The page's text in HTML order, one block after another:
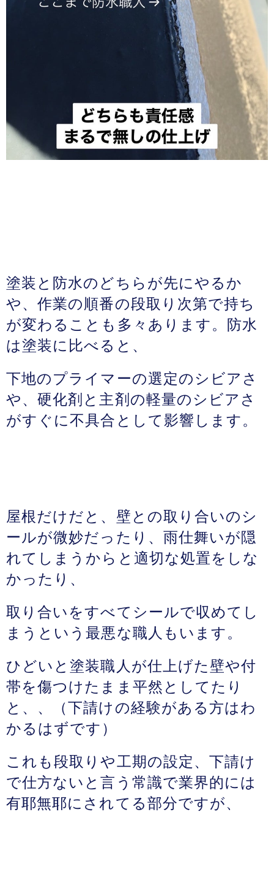
塗装と防水のどちらが先にやるか
や、作業の順番の段取り次第で持ち
が変わることも多々あります。防水
は塗装に比べると、
下地のプライマーの選定のシビアさ
や、硬化剤と主剤の軽量のシビアさ
がすぐに不具合として影響します。
屋根だけだと、壁との取り合いのシ
ールが微妙だったり、雨仕舞いが隠
れてしまうからと適切な処置をしな
かったり、
取り合いをすべてシールで収めてし
まうという最悪な職人もいます。
ひどいと塗装職人が仕上げた壁や付
帯を傷つけたまま平然としてたり
と、、（下請けの経験がある方はわ
かるはずです）
これも段取りや工期の設定、下請け
で仕方ないと言う常識で業界的には
有耶無耶にされてる部分ですが、